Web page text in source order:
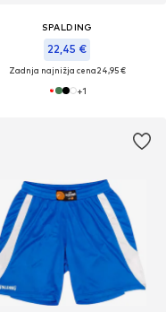
SPALDING
22,45 €
Zadnja najnižja cena24,95 €
+1